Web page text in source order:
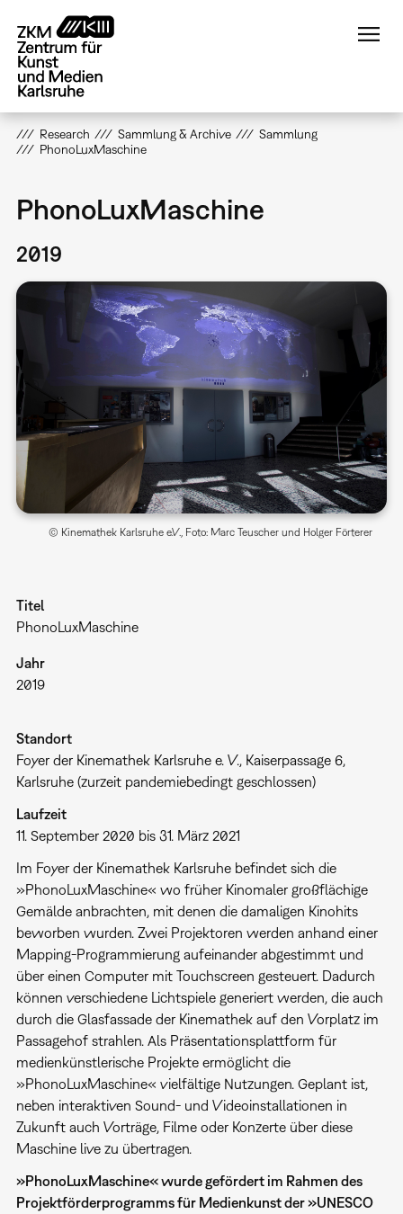
zum
Inhalt
Research Sammlung & Archive
Sammlung
PhonoLuxMaschine
PhonoLuxMaschine
2019
© Kinemathek Karlsruhe e.V., Foto: Marc Teuscher und Holger Förterer
Titel
PhonoLuxMaschine
Jahr
2019
Standort
Foyer der Kinemathek Karlsruhe e. V., Kaiserpassage 6,
Karlsruhe (zurzeit pandemiebedingt geschlossen)
Laufzeit
11. September 2020 bis 31. März 2021
Im Foyer der Kinemathek Karlsruhe befindet sich die
»PhonoLuxMaschine« wo früher Kinomaler großflächige
Gemälde anbrachten, mit denen die damaligen Kinohits
beworben wurden. Zwei Projektoren werden anhand einer
Mapping-Programmierung aufeinander abgestimmt und
über einen Computer mit Touchscreen gesteuert. Dadurch
können verschiedene Lichtspiele generiert werden, die auch
durch die Glasfassade der Kinemathek auf den Vorplatz im
Passagehof strahlen. Als Präsentationsplattform für
medienkünstlerische Projekte ermöglicht die
»PhonoLuxMaschine« vielfältige Nutzungen. Geplant ist,
neben interaktiven Sound- und Videoinstallationen in
Zukunft auch Vorträge, Filme oder Konzerte über diese
Maschine live zu übertragen.
»PhonoLuxMaschine«wurde gefördert im Rahmen des
Projektförderprogramms für Medienkunst der »UNESCO